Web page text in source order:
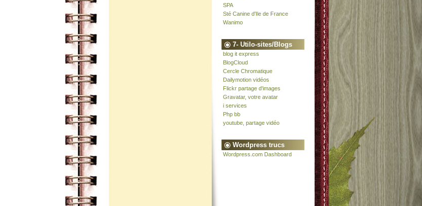
SPA
Sté Canine d'Ile de France
Wanimo
7- Utilo-sites/Blogs
blog it express
BlogCloud
Cercle Chromatique
Dailymotion vidéos
Flickr partage d'images
Gravatar, votre avatar
i services
Php bb
youtube, partage vidéo
Wordpress trucs
Wordpress.com Dashboard